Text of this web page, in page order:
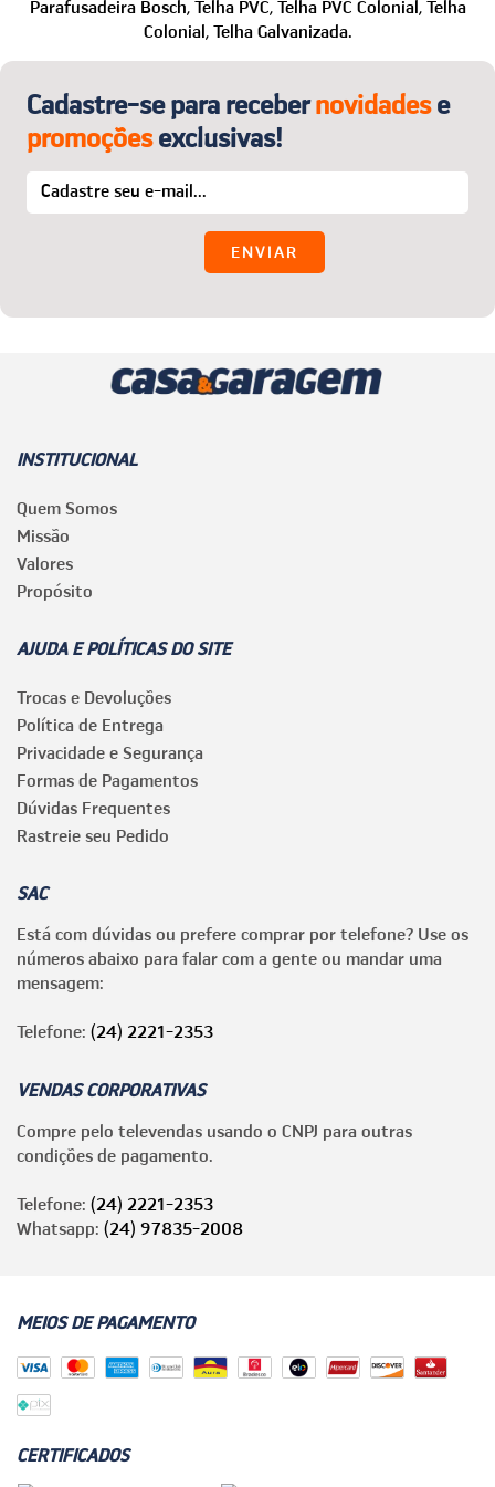
WhatsApp: (24) 99850-1622
sac@casaegaragem.com.br
Parafusadeira Bosch, Telha PVC, Telha PVC Colonial, Telha
Colonial, Telha Galvanizada.
Cadastre-se para recebernovidadese
promoçõesexclusivas!
INSTITUCIONAL
Quem Somos
Missão
Valores
Propósito
AJUDA E POLÍTICAS DO SITE
Trocas e Devoluções
Política de Entrega
Privacidade e Segurança
Formas de Pagamentos
Dúvidas Frequentes
Rastreie seu Pedido
SAC
Está com dúvidas ou prefere comprar por telefone? Use os
números abaixo para falar com a gente ou mandar uma
mensagem:
Telefone: (24) 2221-2353
VENDAS CORPORATIVAS
Compre pelo televendas usando o CNPJ para outras
condições de pagamento.
Telefone: (24) 2221-2353
Whatsapp: (24) 97835-2008
MEIOS DE PAGAMENTO
CERTIFICADOS